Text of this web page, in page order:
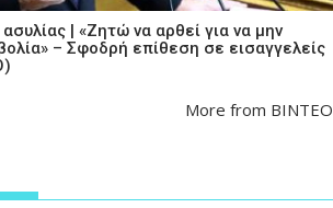
| «Ζητώ να αρθεί για να μην
– Σφοδρή επίθεση σε εισαγγελείς
More from ΒΙΝΤΕΟ